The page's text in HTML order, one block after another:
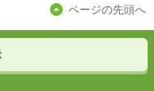
ページの先頭へ